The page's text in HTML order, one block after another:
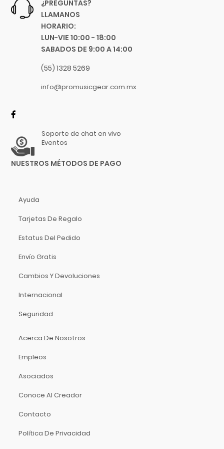
Reverb
Sistemas De Audio Pro
Tornamesas
Iluminación
MIDI
Software
Video
Chicago Blues
Clayton Picks
Co2Crea
Conn-Selmer
Coreelo
D'Addario
Dandelot
Dave Smith
Dictum
DJTT
Domino
Ear Filters
El Cometa
EMO
Ernie Ball
EVH
Excelsior
Fernandes Guitar
¿PREGUNTAS?
LLAMANOS
HORARIO:
LUN-VIE 10:00 - 18:00
SABADOS DE 9:00 A 14:00
(55) 1328 5269
info@promusicgear.com.mx
Soporte de chat en vivo
Eventos
NUESTROS MÉTODOS DE PAGO
Ayuda
Tarjetas De Regalo
Estatus Del Pedido
Envío Gratis
Cambios Y Devoluciones
Internacional
Seguridad
Acerca De Nosotros
Empleos
Asociados
Conoce Al Creador
Contacto
Política De Privacidad